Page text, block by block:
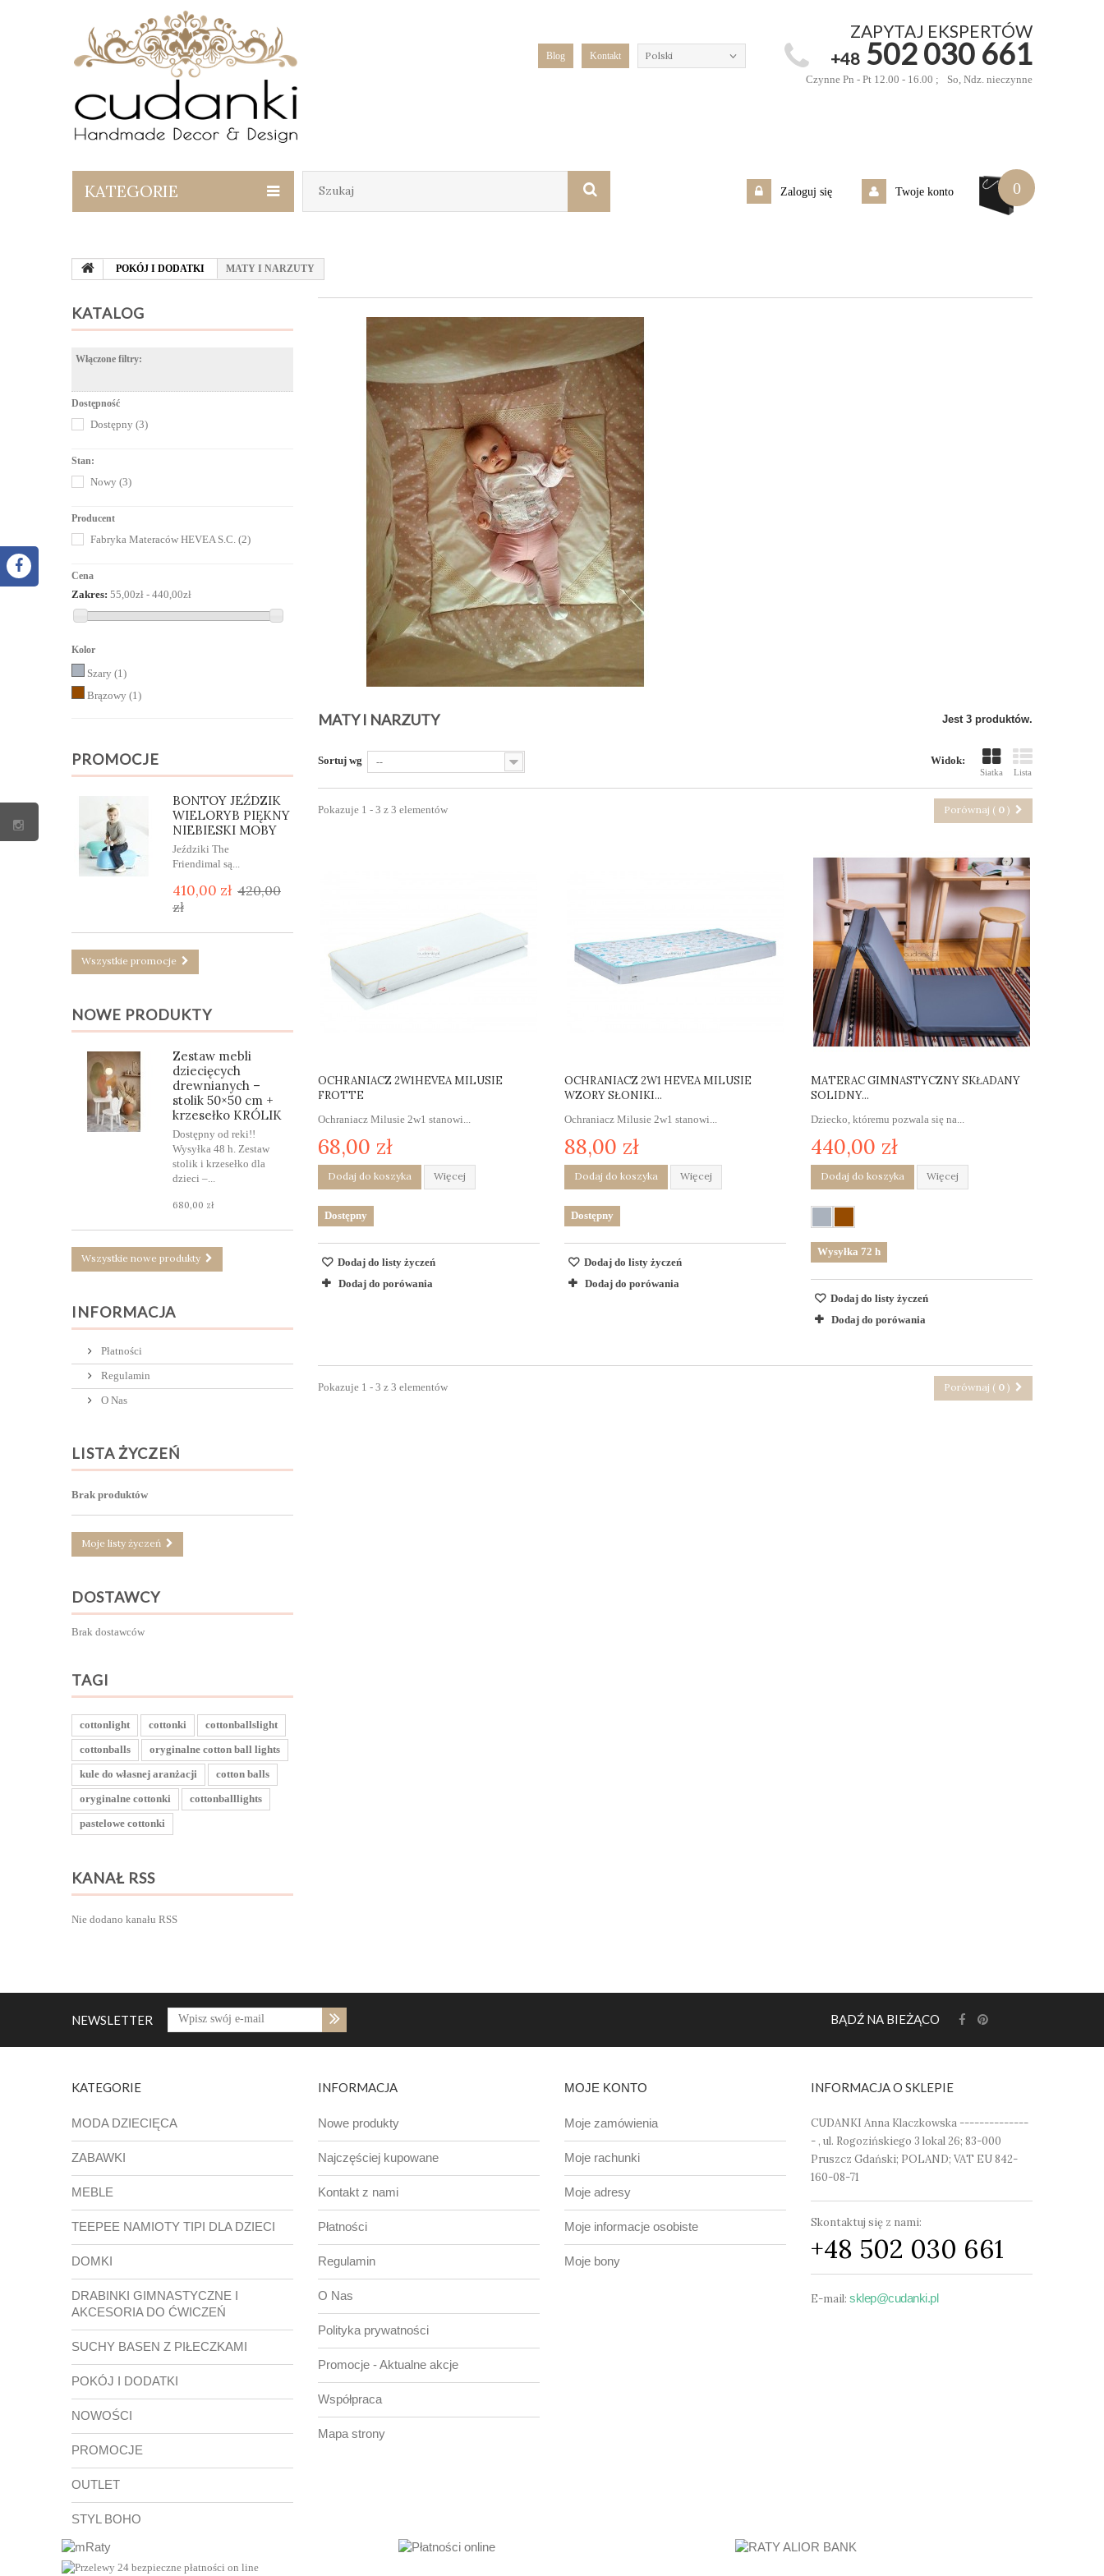
ZAPYTAJ EKSPERTÓW
+48 502 030 661
Czynne Pn - Pt 12.00 - 16.00 ; So, Ndz. nieczynne
Polski
Blog Kontakt
KATEGORIE 0
Zaloguj się Twoje konto
POKÓJ I DODATKI MATY I NARZUTY
KATALOG
Włączone filtry:
Dostępność
Dostępny (3)
Stan:
Nowy (3)
Producent
Fabryka Materaców HEVEA S.C. (2)
Cena
Zakres: 55,00zł - 440,00zł
Kolor
Szary (1)
Brązowy (1)
PROMOCJE
BONTOY JEŹDZIK
WIELORYB PIĘKNY
NIEBIESKI MOBY
Jeździki The
Friendimal są...
410,00 zł 420,00
zł
Wszystkie promocje
NOWE PRODUKTY
Zestaw mebli
dziecięcych
drewnianych –
stolik 50×50 cm +
krzesełko KRÓLIK
Dostępny od reki!!
Wysyłka 48 h. Zestaw
stolik i krzesełko dla
dzieci –...
680,00 zł
Wszystkie nowe produkty
INFORMACJA
Płatności
Regulamin
O Nas
LISTA ŻYCZEŃ
Brak produktów
Moje listy życzeń
DOSTAWCY
Brak dostawców
TAGI
cottonlight cottonki
cottonballslight
cottonballs
oryginalne cotton ball lights
kule do własnej aranżacji
cotton balls
oryginalne cottonki
cottonballlights
pastelowe cottonki
KANAŁ RSS
Nie dodano kanału RSS
MATY I NARZUTY Jest 3 produktów.
Widok:
Siatka Lista
Sortuj wg --
Porównaj ( 0 )
Pokazuje 1 - 3 z 3 elementów
OCHRANIACZ 2W1HEVEA MILUSIE
FROTTE
Ochraniacz Milusie 2w1 stanowi...
68,00 zł
Dodaj do koszyka Więcej
Dostępny
Dodaj do listy życzeń
Dodaj do porówania
OCHRANIACZ 2W1 HEVEA MILUSIE
WZORY SŁONIKI...
Ochraniacz Milusie 2w1 stanowi...
88,00 zł
Dodaj do koszyka Więcej
Dostępny
Dodaj do listy życzeń
Dodaj do porówania
MATERAC GIMNASTYCZNY SKŁADANY
SOLIDNY...
Dziecko, któremu pozwala się na...
440,00 zł
Dodaj do koszyka Więcej
Wysyłka 72 h
Dodaj do listy życzeń
Dodaj do porówania
Porównaj ( 0 )
Pokazuje 1 - 3 z 3 elementów
NEWSLETTER BĄDŹ NA BIEŻĄCO
KATEGORIE
MODA DZIECIĘCA
ZABAWKI
MEBLE
TEEPEE NAMIOTY TIPI DLA DZIECI
DOMKI
DRABINKI GIMNASTYCZNE I
AKCESORIA DO ĆWICZEŃ
SUCHY BASEN Z PIŁECZKAMI
POKÓJ I DODATKI
NOWOŚCI
PROMOCJE
OUTLET
STYL BOHO
INFORMACJA
Nowe produkty
Najczęściej kupowane
Kontakt z nami
Płatności
Regulamin
O Nas
Polityka prywatności
Promocje - Aktualne akcje
Współpraca
Mapa strony
MOJE KONTO
Moje zamówienia
Moje rachunki
Moje adresy
Moje informacje osobiste
Moje bony
INFORMACJA O SKLEPIE
CUDANKI Anna Klaczkowska --------------
- , ul. Rogozińskiego 3 lokal 26; 83-000
Pruszcz Gdański; POLAND; VAT EU 842-
160-08-71
Skontaktuj się z nami:
+48 502 030 661
E-mail: sklep@cudanki.pl